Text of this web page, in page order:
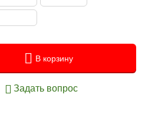
В корзину
Задать вопрос